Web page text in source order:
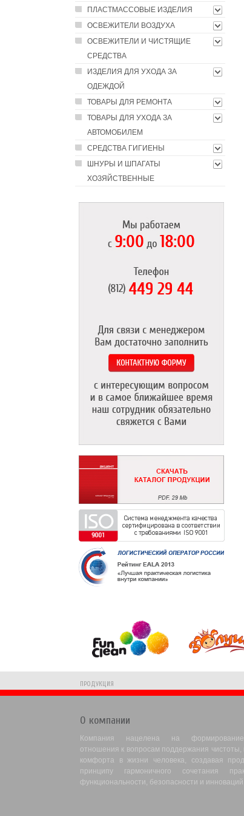
ПЛАСТМАССОВЫЕ ИЗДЕЛИЯ
ОСВЕЖИТЕЛИ ВОЗДУХА
ОСВЕЖИТЕЛИ И ЧИСТЯЩИЕ
СРЕДСТВА
ИЗДЕЛИЯ ДЛЯ УХОДА ЗА
ОДЕЖДОЙ
ТОВАРЫ ДЛЯ РЕМОНТА
ТОВАРЫ ДЛЯ УХОДА ЗА
АВТОМОБИЛЕМ
СРЕДСТВА ГИГИЕНЫ
ШНУРЫ И ШПАГАТЫ
ХОЗЯЙСТВЕННЫЕ
ПРОДУКЦИЯ
О компании
Компания нацелена на
отношения к вопросам поддержания чистоты,
комфорта в жизни человека, создавая
принципу гармоничного сочетания
функциональности, безопасности и инноваций.